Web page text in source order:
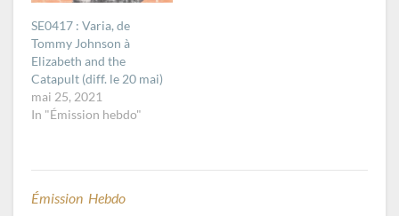
SE0417 : Varia, de
Tommy Johnson à
Elizabeth and the
Catapult (diff. le 20 mai)
mai 25, 2021
In "Émission hebdo"
Émission Hebdo